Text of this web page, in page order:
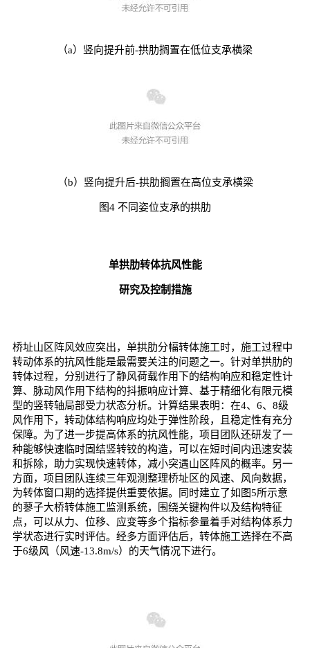
（a）竖向提升前-拱肋搁置在低位支承横梁
（b）竖向提升后-拱肋搁置在高位支承横梁
图4 不同姿位支承的拱肋
单拱肋转体抗风性能
研究及控制措施
桥址山区阵风效应突出，单拱肋分幅转体施工时，施工过程中
转动体系的抗风性能是最需要关注的问题之一。针对单拱肋的
转体过程，分别进行了静风荷载作用下的结构响应和稳定性计
算、脉动风作用下结构的抖振响应计算、基于精细化有限元模
型的竖转轴局部受力状态分析。计算结果表明：在4、6、8级
风作用下，转动体结构响应均处于弹性阶段，且稳定性有充分
保障。为了进一步提高体系的抗风性能，项目团队还研发了一
种能够快速临时固结竖转铰的构造，可以在短时间内迅速安装
和拆除，助力实现快速转体，减小突遇山区阵风的概率。另一
方面，项目团队连续三年观测整理桥址区的风速、风向数据，
为转体窗口期的选择提供重要依据。同时建立了如图5所示意
的蓼子大桥转体施工监测系统，围绕关键构件以及结构特征
点，可以从力、位移、应变等多个指标参量着手对结构体系力
学状态进行实时评估。经多方面评估后，转体施工选择在不高
于6级风（风速-13.8m/s）的天气情况下进行。